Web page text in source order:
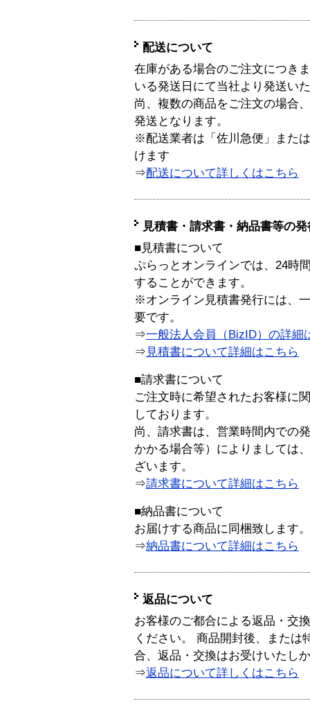
配送について
在庫がある場合のご注文につき
いる発送日にて当社より発送い
尚、複数の商品をご注文の場合
発送となります。
※配送業者は「佐川急便」また
けます
⇒配送について詳しくはこちら
見積書・請求書・納品書等の
■見積書について
ぷらっとオンラインでは、24時
することができます。
※オンライン見積書発行には、
要です。
⇒一般法人会員（BizID）の詳細
⇒ 見積書について詳細はこちら
■請求書について
ご注文時に希望されたお客様に
しております。
尚、請求書は、営業時間内での
かかる場合等）によりましては
ざいます。
⇒請求書について詳細はこちら
■納品書について
お届けする商品に同梱致します。
⇒納品書について詳細はこちら
返品について
お客様のご都合による返品・交
ください。 商品開封後、または
合、返品・交換はお受けいたし
⇒返品について詳しくはこちら